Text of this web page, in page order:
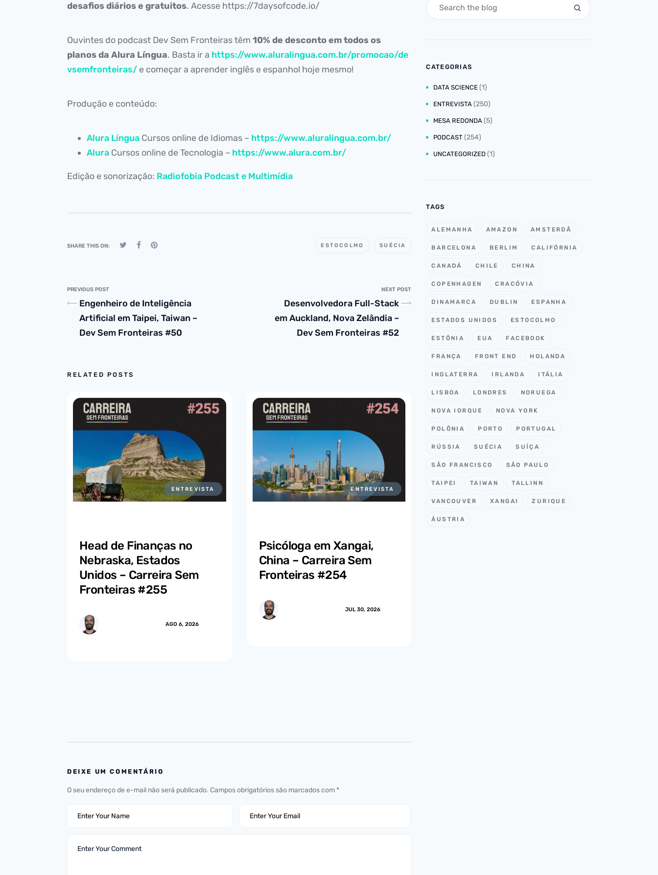
desafios diários e gratuitos. Acesse https://7daysofcode.io/
Ouvintes do podcast Dev Sem Fronteiras têm 10% de desconto em todos os
planos da Alura Língua. Basta ir a https://www.aluralingua.com.br/promocao/de
vsemfronteiras/ e começar a aprender inglês e espanhol hoje mesmo!
Produção e conteúdo:
Alura Língua Cursos online de Idiomas – https://www.aluralingua.com.br/
Alura Cursos online de Tecnologia – https://www.alura.com.br/
Edição e sonorização: Radiofobia Podcast e Multimídia
SHARE THIS ON: ESTOCOLMO SUÉCIA
PREVIOUS POST
Engenheiro de Inteligência
Artificial em Taipei, Taiwan –
Dev Sem Fronteiras #50
NEXT POST
Desenvolvedora Full-Stack
em Auckland, Nova Zelândia –
Dev Sem Fronteiras #52
RELATED POSTS
ENTREVISTA
Head de Finanças no
Nebraska, Estados
Unidos – Carreira Sem
Fronteiras #255
AGO 6, 2026
ENTREVISTA
Psicóloga em Xangai,
China – Carreira Sem
Fronteiras #254
JUL 30, 2026
DEIXE UM COMENTÁRIO
O seu endereço de e-mail não será publicado. Campos obrigatórios são marcados com *
CATEGORIAS
DATA SCIENCE (1)
ENTREVISTA (250)
MESA REDONDA (5)
PODCAST (254)
UNCATEGORIZED (1)
TAGS
ALEMANHA AMAZON AMSTERDÃ
BARCELONA BERLIM CALIFÓRNIA
CANADÁ CHILE CHINA
COPENHAGEN CRACÓVIA
DINAMARCA DUBLIN ESPANHA
ESTADOS UNIDOS ESTOCOLMO
ESTÔNIA EUA FACEBOOK
FRANÇA FRONT END HOLANDA
INGLATERRA IRLANDA ITÁLIA
LISBOA LONDRES NORUEGA
NOVA IORQUE NOVA YORK
POLÔNIA PORTO PORTUGAL
RÚSSIA SUÉCIA SUÍÇA
SÃO FRANCISCO SÃO PAULO
TAIPEI TAIWAN TALLINN
VANCOUVER XANGAI ZURIQUE
ÁUSTRIA